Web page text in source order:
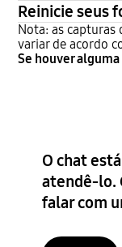
Reinicie seus
Nota: as capturas
variar de acordo
Se houver
O chat
atendê-lo.
falar com